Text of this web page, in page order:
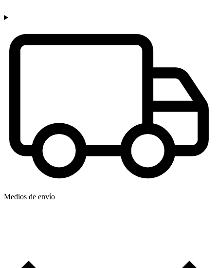
Medios de envío